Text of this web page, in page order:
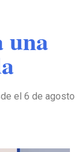
una
el 6 de agosto